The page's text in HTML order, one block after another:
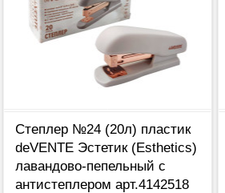
Степлер №24 (20л) пластик
deVENTE Эстетик (Esthetics)
лавандово-пепельный с
антистеплером арт.4142518